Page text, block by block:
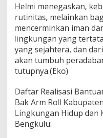
Helmi menegaskan,
rutinitas, melainkan
mencerminkan iman
lingkungan yang
yang sejahtera, dan
akan tumbuh
tutupnya.(Eko)
Daftar Realisasi
Bak Arm Roll
Lingkungan Hidup dan
Bengkulu: